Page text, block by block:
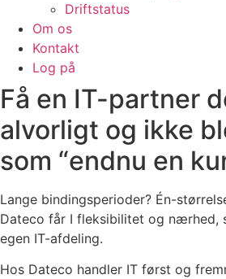
Driftstatus
Om os
Kontakt
Log på
Få en IT-partner
alvorligt og ikke
som “endnu en
Lange bindingsperioder? Én-
Dateco får I fleksibilitet og nærhed,
egen IT-afdeling.
Hos Dateco handler IT først og